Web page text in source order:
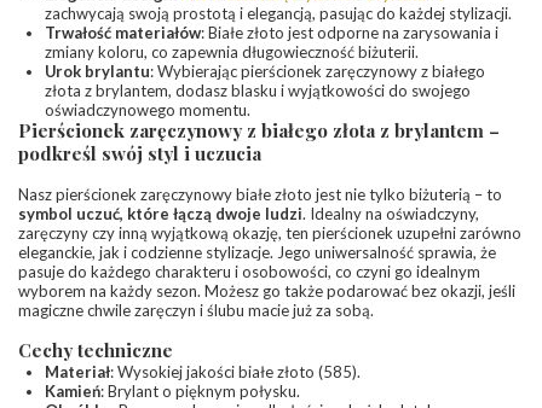
zachwycają swoją prostotą i elegancją, pasując do każdej stylizacji.
Trwałość materiałów: Białe złoto jest odporne na zarysowania i
zmiany koloru, co zapewnia długowieczność biżuterii.
Urok brylantu: Wybierając pierścionek zaręczynowy z białego
złota z brylantem, dodasz blasku i wyjątkowości do swojego
oświadczynowego momentu.
Pierścionek zaręczynowy z białego złota z brylantem –
podkreśl swój styl i uczucia
Nasz pierścionek zaręczynowy białe złoto jest nie tylko biżuterią – to
symbol uczuć, które łączą dwoje ludzi. Idealny na oświadczyny,
zaręczyny czy inną wyjątkową okazję, ten pierścionek uzupełni zarówno
eleganckie, jak i codzienne stylizacje. Jego uniwersalność sprawia, że
pasuje do każdego charakteru i osobowości, co czyni go idealnym
wyborem na każdy sezon. Możesz go także podarować bez okazji, jeśli
magiczne chwile zaręczyn i ślubu macie już za sobą.
Cechy techniczne
Materiał: Wysokiej jakości białe złoto (585).
Kamień: Brylant o pięknym połysku.